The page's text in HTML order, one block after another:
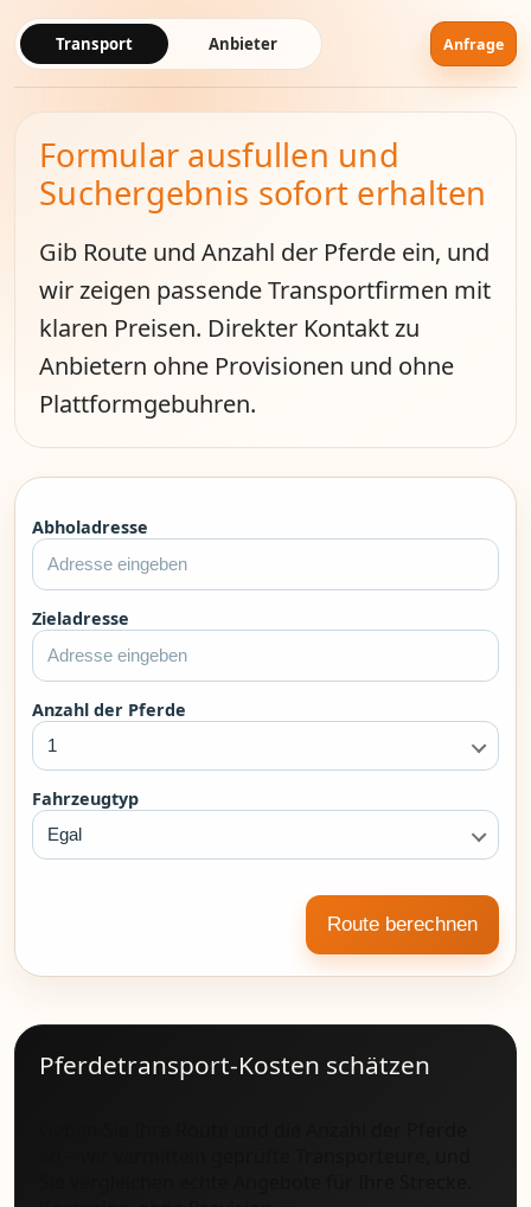
Transport Anbieter Anfrage
Formular ausfullen und
Suchergebnis sofort erhalten
Gib Route und Anzahl der Pferde ein, und
wir zeigen passende Transportfirmen mit
klaren Preisen. Direkter Kontakt zu
Anbietern ohne Provisionen und ohne
Plattformgebuhren.
Abholadresse
Zieladresse
Anzahl der Pferde
1
Fahrzeugtyp
Egal
Route berechnen
Pferdetransport-Kosten schätzen